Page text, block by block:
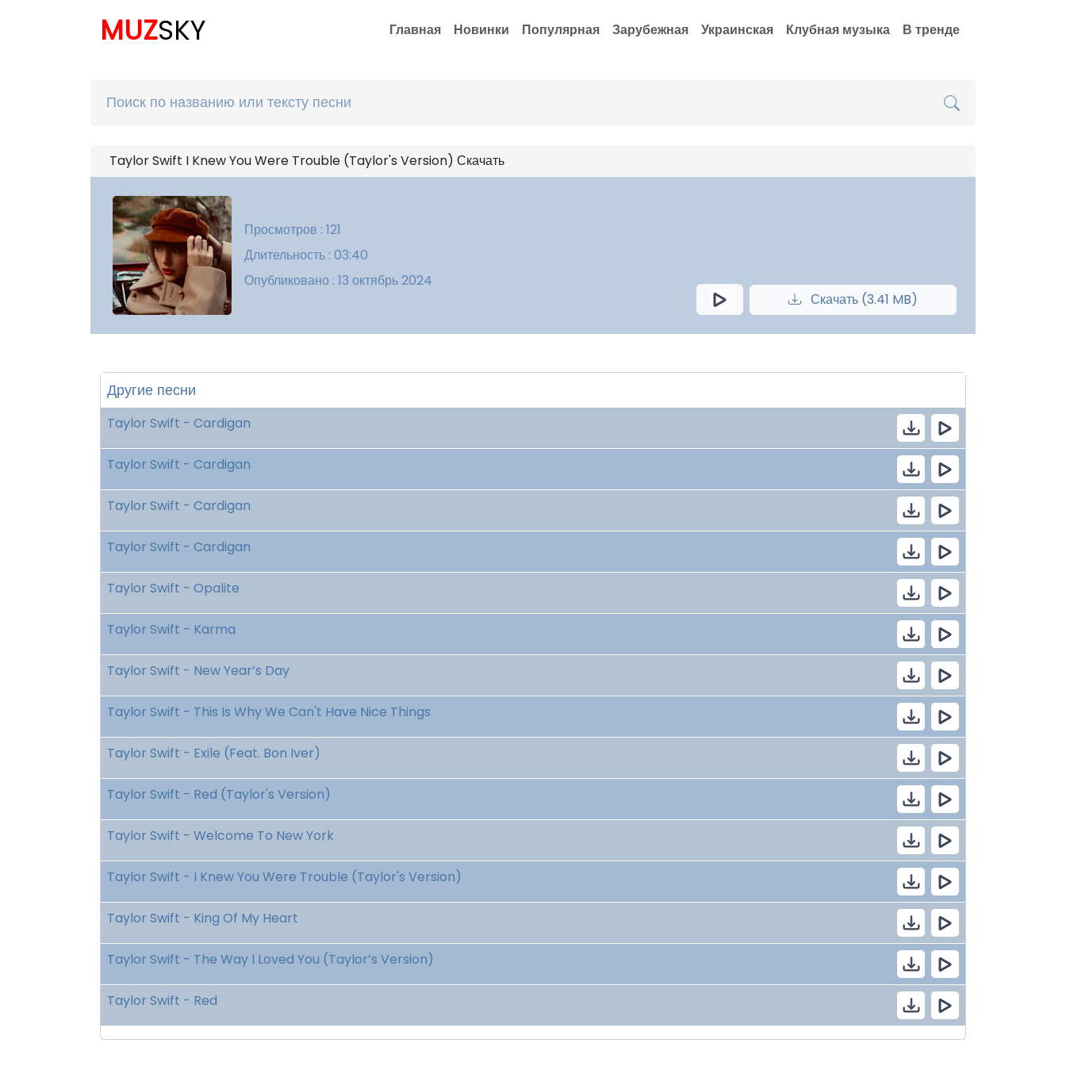
MUZSKY Главная Новинки Популярная Зарубежная Украинская Клубная музыка В тренде
Taylor Swift I Knew You Were Trouble (Taylor's Version) Скачать
Просмотров : 121
Длительность : 03:40
Опубликовано : 13 октябрь 2024
Скачать (3.41 MB)
Другие песни
Taylor Swift - Cardigan
Taylor Swift - Cardigan
Taylor Swift - Cardigan
Taylor Swift - Cardigan
Taylor Swift - Opalite
Taylor Swift - Karma
Taylor Swift - New Year’s Day
Taylor Swift - This Is Why We Can't Have Nice Things
Taylor Swift - Exile (Feat. Bon Iver)
Taylor Swift - Red (Taylor's Version)
Taylor Swift - Welcome To New York
Taylor Swift - I Knew You Were Trouble (Taylor's Version)
Taylor Swift - King Of My Heart
Taylor Swift - The Way I Loved You (Taylor’s Version)
Taylor Swift - Red